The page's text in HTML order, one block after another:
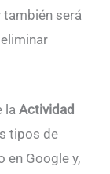
será
laActividad
tipos de
en Google y,